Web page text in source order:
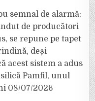
semnal de alarmă:
de producători
se repune pe tapet
deși
acest sistem a adus
Pamfil, unul
08/07/2026